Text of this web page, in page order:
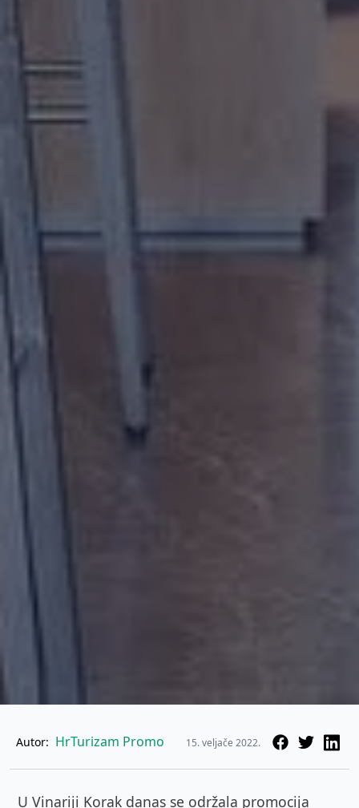
Autor: HrTurizam Promo 15. veljače 2022.
U Vinariji Korak danas se održala promocija